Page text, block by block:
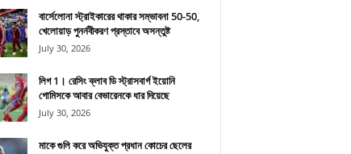
বার্সেলোনা স্ট্রাইকারের থাকার সম্ভাবনা 50-50,
খেলোয়াড় পুনর্নবীকরণ প্রস্তাবে অসন্তুষ্ট
July 30, 2026
লিগ 1। রেসিং ক্লাব ডি স্ট্রাসবার্গ ইয়োনি
গোমিসকে আবার বেভারেনকে ধার দিয়েছে
July 30, 2026
মাকে গুলি করে অভিযুক্ত প্রধান কোচের ছেলের